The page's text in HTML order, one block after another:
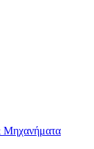
Μηχανήματα